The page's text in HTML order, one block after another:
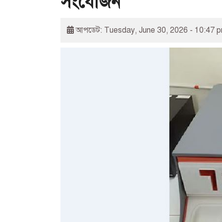
আপডেট: Tuesday, June 30, 2026 - 10:47